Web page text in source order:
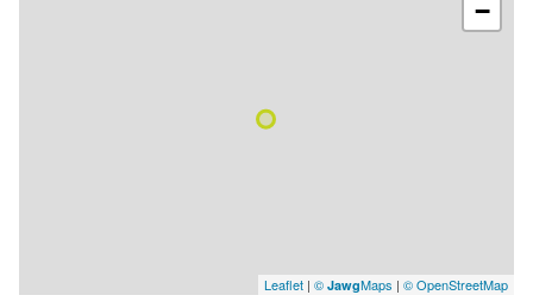
−
Leaflet | © JawgMaps | © OpenStreetMap